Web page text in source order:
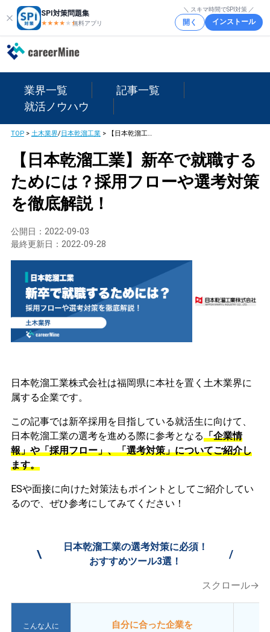
SPI対策問題集
★★★★ ★★
無料アプリ
＼ スキマ時間でSPI対策 ／
開く インストール
業界一覧
記事一覧
就活ノウハウ
TOP> 土木業界/日本乾溜工業> 【日本乾溜工業】新卒で就職するためには？採用フローや選考対策を徹底解説！
【日本乾溜工業】新卒で就職する
ためには？採用フローや選考対策
を徹底解説！
公開日： 2022-09-03
最終更新日： 2022-09-28
日本乾溜工業株式会社は福岡県に本社を置く土木業界に
属する企業です。
この記事では新卒採用を目指している就活生に向けて、
日本乾溜工業の選考を進める際に参考となる「企業情
報」や「採用フロー」、「選考対策」についてご紹介し
ます。
ESや面接に向けた対策法もポイントとしてご紹介してい
るので、ぜひ参考にしてみてください！
\
日本乾溜工業の選考対策に必須！
おすすめツール3選！
/
スクロール→
こんな人に
自分に合った企業を